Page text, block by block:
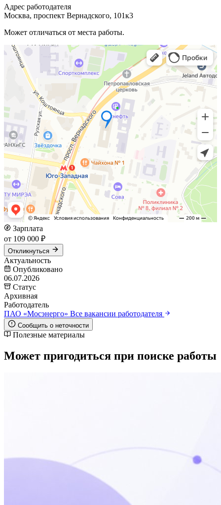
Адрес работодателя
Москва, проспект Вернадского, 101к3
Может отличаться от места работы.
Зарплата
от 109 000 ₽
Откликнуться
Актуальность
Опубликовано
06.07.2026
Статус
Архивная
Работодатель
ПАО «Мосэнерго» Все вакансии работодателя
Сообщить о неточности
Полезные материалы
Может пригодиться при поиске работы